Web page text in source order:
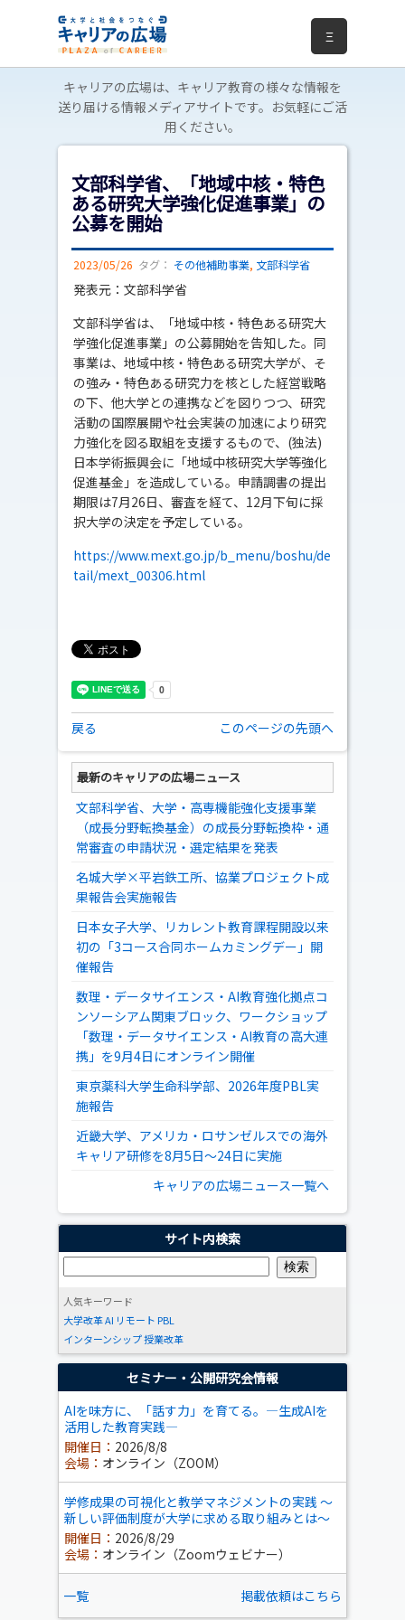
Ξ
キャリアの広場は、キャリア教育の様々な情報を
送り届ける情報メディアサイトです。お気軽にご活
用ください。
文部科学省、「地域中核・特色
ある研究大学強化促進事業」の
公募を開始
2023/05/26 タグ： その他補助事業, 文部科学省
発表元：文部科学省
文部科学省は、「地域中核・特色ある研究大
学強化促進事業」の公募開始を告知した。同
事業は、地域中核・特色ある研究大学が、そ
の強み・特色ある研究力を核とした経営戦略
の下、他大学との連携などを図りつつ、研究
活動の国際展開や社会実装の加速により研究
力強化を図る取組を支援するもので、(独法)
日本学術振興会に「地域中核研究大学等強化
促進基金」を造成している。申請調書の提出
期限は7月26日、審査を経て、12月下旬に採
択大学の決定を予定している。
https://www.mext.go.jp/b_menu/boshu/de
tail/mext_00306.html
戻る このページの先頭へ
最新のキャリアの広場ニュース
文部科学省、大学・高専機能強化支援事業
（成長分野転換基金）の成長分野転換枠・通
常審査の申請状況・選定結果を発表
名城大学×平岩鉄工所、協業プロジェクト成
果報告会実施報告
日本女子大学、リカレント教育課程開設以来
初の「3コース合同ホームカミングデー」開
催報告
数理・データサイエンス・AI教育強化拠点コ
ンソーシアム関東ブロック、ワークショップ
「数理・データサイエンス・AI教育の高大連
携」を9月4日にオンライン開催
東京薬科大学生命科学部、2026年度PBL実
施報告
近畿大学、アメリカ・ロサンゼルスでの海外
キャリア研修を8月5日～24日に実施
キャリアの広場ニュース一覧へ
サイト内検索
人気キーワード
大学改革AI リモート PBL
インターンシップ授業改革
セミナー・公開研究会情報
AIを味方に、「話す力」を育てる。―生成AIを
活用した教育実践―
開催日： 2026/8/8
会場： オンライン（ZOOM）
学修成果の可視化と教学マネジメントの実践 ～
新しい評価制度が大学に求める取り組みとは～
開催日： 2026/8/29
会場： オンライン（Zoomウェビナー）
一覧 掲載依頼はこちら